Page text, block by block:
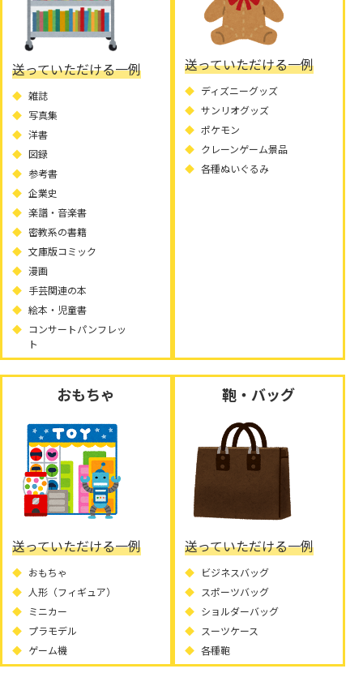
送っていただける一例
雑誌
写真集
洋書
図録
参考書
企業史
楽譜・音楽書
密教系の書籍
文庫版コミック
漫画
手芸関連の本
絵本・児童書
コンサートパンフレッ
ト
送っていただける一例
ディズニーグッズ
サンリオグッズ
ポケモン
クレーンゲーム景品
各種ぬいぐるみ
おもちゃ
送っていただける一例
おもちゃ
人形（フィギュア）
ミニカー
プラモデル
ゲーム機
鞄・バッグ
送っていただける一例
ビジネスバッグ
スポーツバッグ
ショルダーバッグ
スーツケース
各種鞄